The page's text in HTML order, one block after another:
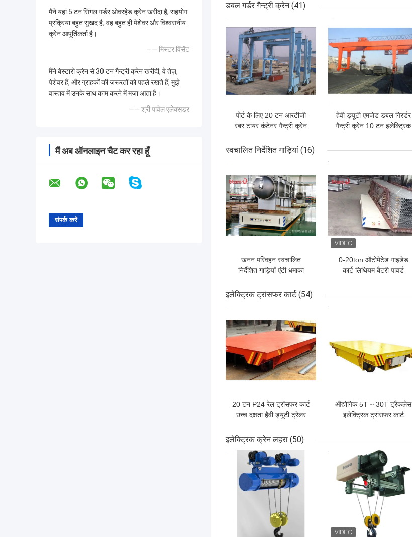
मैंने यहां 5 टन सिंगल गर्डर ओवरहेड क्रेन खरीदा है, सहयोग
प्रक्रिया बहुत सुखद है, वह बहुत ही पेशेवर और विश्वसनीय
क्रेन आपूर्तिकर्ता है।
—— मिस्टर विंसेंट
मैंने बेस्टारो क्रेन से 30 टन गैन्ट्री क्रेन खरीदी, वे तेज़,
पेशेवर हैं, और ग्राहकों की ज़रूरतों को पहले रखते हैं, मुझे
वास्तव में उनके साथ काम करने में मज़ा आता है।
—— श्री पावेल एलेक्सडर
मैं अब ऑनलाइन चैट कर रहा हूँ
डबल गर्डर गैन्ट्री क्रेन (41)
पोर्ट के लिए 20 टन आरटीजी
रबर टायर कंटेनर गैन्ट्री क्रेन
हेवी ड्यूटी एमजेड डबल गिरर्डर
गैन्ट्री क्रेन 10 टन इलेक्ट्रिक
स्वचालित निर्देशित गाड़ियां (16)
खनन परिवहन स्वचालित
निर्देशित गाड़ियाँ एंटी धमाका
0-20ton ऑटोमेटेड गाइडेड
कार्ट लिथियम बैटरी पावर्ड
इलेक्ट्रिक ट्रांसफर कार्ट (54)
20 टन P24 रेल ट्रांसफर कार्ट
उच्च दक्षता हैवी ड्यूटी ट्रेलर
औद्योगिक 5T ~ 30T ट्रैकलेस
इलेक्ट्रिक ट्रांसफर कार्ट
इलेक्ट्रिक क्रेन लहरा (50)
सबसे अच्छी कीमत सबसे अच्छी कीमत